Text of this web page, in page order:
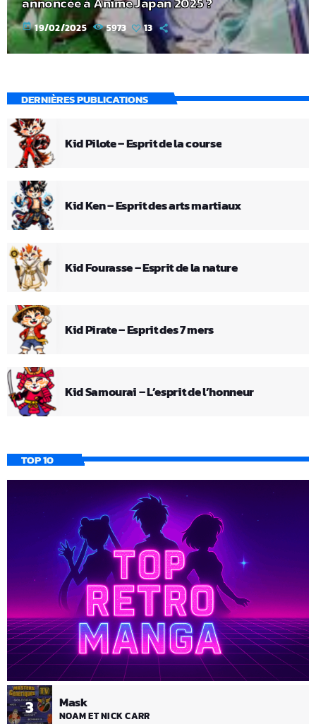
today 19/02/2025 5973 13
DERNIÈRES PUBLICATIONS
Kid Pilote – Esprit de la course
Kid Ken – Esprit des arts martiaux
Kid Fourasse – Esprit de la nature
Kid Pirate – Esprit des 7 mers
Kid Samourai – L’esprit de l’honneur
TOP 10
3 Mask
NOAM ET NICK CARR